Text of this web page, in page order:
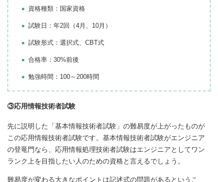
資格種類：国家資格
試験日：年2回（4月、10月）
試験形式：選択式、CBT式
合格率：30%前後
勉強時間：100～200時間
③応用情報技術者試験
先に説明した「基本情報技術者試験」の難易度が上がったものが
この応用情報技術者試験です。基本情報技術者試験がエンジニア
の登竜門なら、応用情報処理技術者試験はエンジニアとしてワン
ランク上を目指したい人のための資格と言えるでしょう。
難易度が変わる大きなポイントは記述式の問題があるというこ